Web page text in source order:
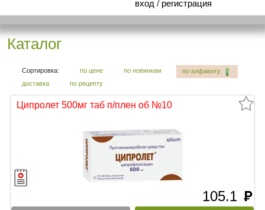
вход / регистрация
Каталог
Сортировка: по цене по новинкам
по алфавиту
доставка
по рецепту
Ципролет 500мг таб п/плен об №10
105.1 руб